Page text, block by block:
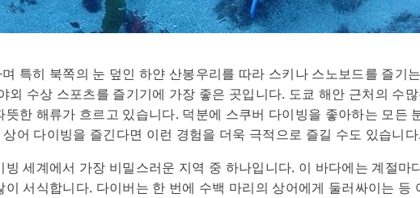
특히 북쪽의 눈 덮인 하얀 산봉우리를 따라 스키나 스노보드를 즐기
외 수상 스포츠를 즐기기에 가장 좋은 곳입니다. 도쿄 해안 근처의 수
한 해류가 흐르고 있습니다. 덕분에 스쿠버 다이빙을 좋아하는 모든
어 다이빙을 즐긴다면 이런 경험을 더욱 극적으로 즐길 수도 있습니다.
세계에서 가장 비밀스러운 지역 중 하나입니다. 이 바다에는 계절마
서식합니다. 다이버는 한 번에 수백 마리의 상어에게 둘러싸이는 등